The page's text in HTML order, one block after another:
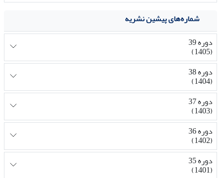
شماره‌های پیشین نشریه
دوره 39
(1405)
دوره 38
(1404)
دوره 37
(1403)
دوره 36
(1402)
دوره 35
(1401)